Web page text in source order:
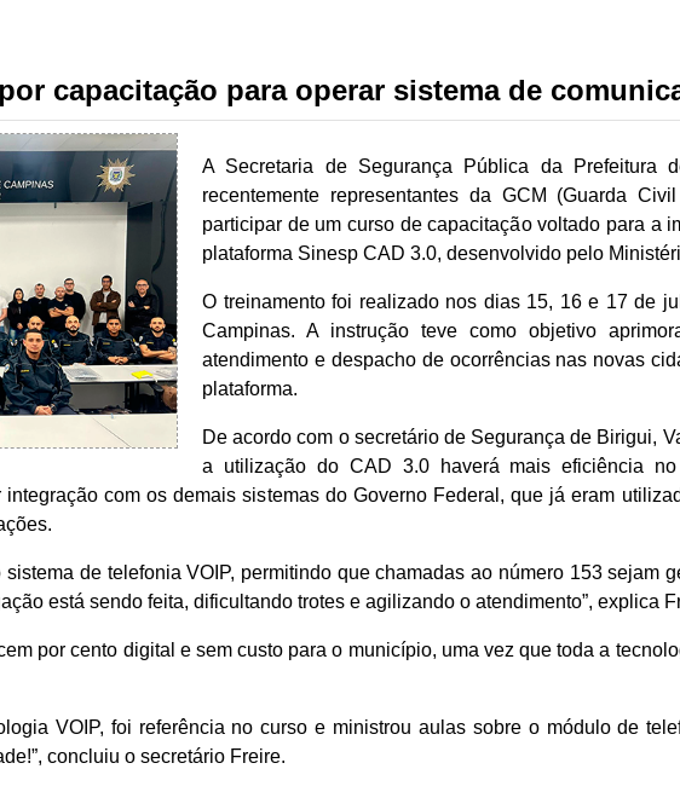
capacitação para operar sistema de
A Secretaria de Segurança Pública da Prefeitura
recentemente representantes da GCM (Guarda
participar de um curso de capacitação voltado para a
plataforma Sinesp CAD 3.0, desenvolvido pelo
O treinamento foi realizado nos dias 15, 16 e 17 de
Campinas. A instrução teve como objetivo
atendimento e despacho de ocorrências nas novas
plataforma.
De acordo com o secretário de Segurança de Birigui,
a utilização do CAD 3.0 haverá mais eficiência no
com os demais sistemas do Governo Federal, que já eram
de telefonia VOIP, permitindo que chamadas ao número 153 sejam
está sendo feita, dificultando trotes e agilizando o atendimento”, explica
por cento digital e sem custo para o município, uma vez que toda a
VOIP, foi referência no curso e ministrou aulas sobre o módulo de
concluiu o secretário Freire.